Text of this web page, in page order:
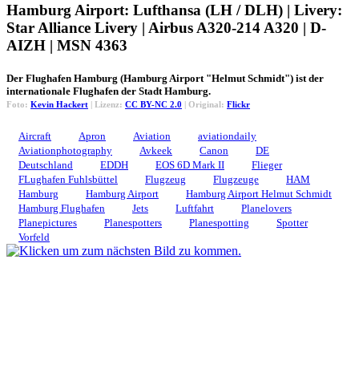
Hamburg Airport: Lufthansa (LH / DLH) | Livery:
Star Alliance Livery | Airbus A320-214 A320 | D-
AIZH | MSN 4363
Der Flughafen Hamburg (Hamburg Airport "Helmut Schmidt") ist der
internationale Flughafen der Stadt Hamburg.
Foto: Kevin Hackert | Lizenz: CC BY-NC 2.0 | Original: Flickr
Aircraft Apron Aviation
aviationdaily
Aviationphotography
Avkeek Canon
DE
Deutschland
EDDH EOS 6D Mark II
Flieger
FLughafen Fuhlsbüttel
Flugzeug Flugzeuge
HAM
Hamburg
Hamburg Airport
Hamburg Airport Helmut Schmidt
Hamburg Flughafen
Jets Luftfahrt
Planelovers
Planepictures
Planespotters Planespotting
Spotter
Vorfeld